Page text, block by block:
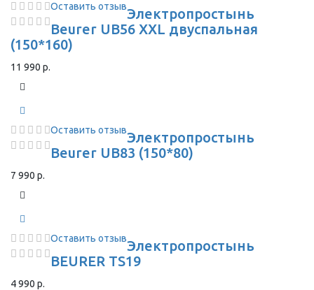
Оставить отзывЭлектропростынь
Beurer UB56 XXL двуспальная
(150*160)
11 990 р.
Оставить отзывЭлектропростынь
Beurer UB83 (150*80)
7 990 р.
Оставить отзывЭлектропростынь
BEURER TS19
4 990 р.